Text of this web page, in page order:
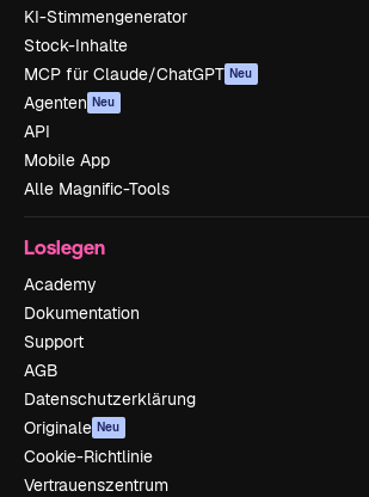
KI-Stimmengenerator
Stock-Inhalte
MCP für Claude/ChatGPT Neu
Agenten Neu
API
Mobile App
Alle Magnific-Tools
Loslegen
Academy
Dokumentation
Support
AGB
Datenschutzerklärung
Originale Neu
Cookie-Richtlinie
Vertrauenszentrum